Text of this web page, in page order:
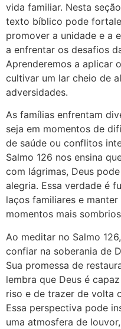
vida familiar. Nesta
texto bíblico pode
promover a unidade e a
a enfrentar os desafios
Aprenderemos a aplicar
cultivar um lar cheio de
adversidades.
As famílias enfrentam
seja em momentos de
de saúde ou conflitos
Salmo 126 nos ensina
com lágrimas, Deus
alegria. Essa verdade é
laços familiares e
momentos mais
Ao meditar no Salmo
confiar na soberania de
Sua promessa de
lembra que Deus é
riso e de trazer de volta
Essa perspectiva pode
uma atmosfera de